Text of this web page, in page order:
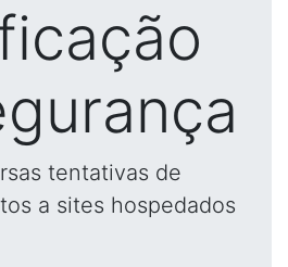
tentativas de
a sites hospedados